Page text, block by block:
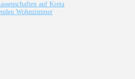
auf Kreta
Wohnzimmer